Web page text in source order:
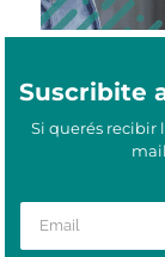
Suscribite
Si querés recibir